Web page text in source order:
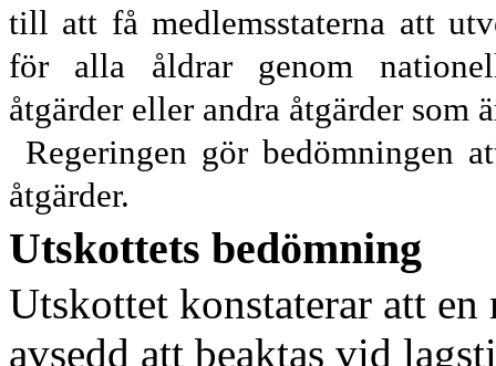
till att få medlemsstaterna att
för alla åldrar genom
åtgärder eller andra åtgärder
Regeringen gör bedömningen
åtgärder.
Utskottets bedömning
Utskottet konstaterar att
avsedd att beaktas vid